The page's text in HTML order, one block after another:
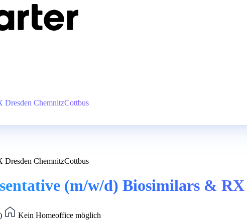
Dresden ChemnitzCottbus
Dresden ChemnitzCottbus
(m/w/d) Biosimilars &
Kein Homeoffice möglich